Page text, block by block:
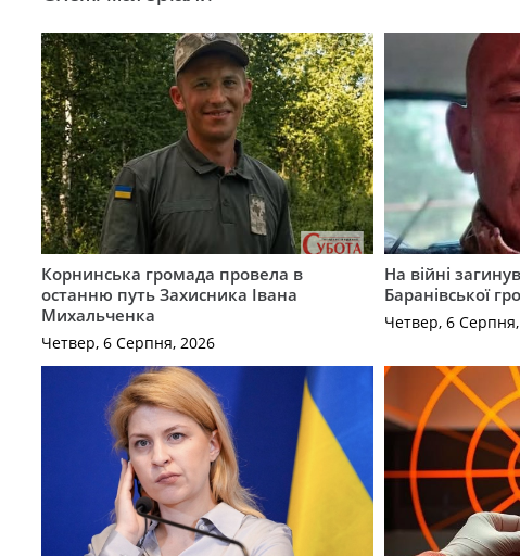
Корнинська громада провела в
останню путь Захисника Івана
Михальченка
Четвер, 6 Серпня, 2026
На війні
Баранівської
Четвер, 6